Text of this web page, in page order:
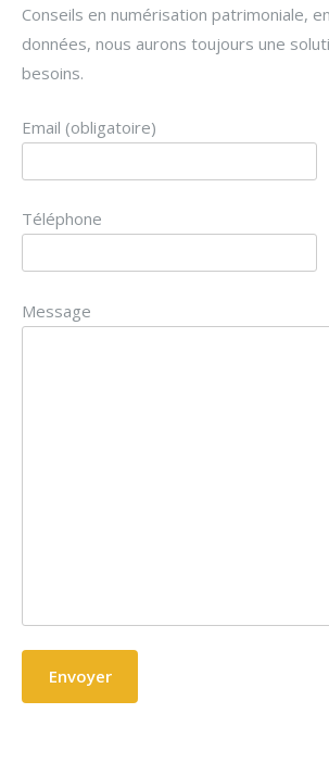
Conseils en numérisation patrimoniale,
données, nous aurons toujours une
besoins.
Email (obligatoire)
Téléphone
Message